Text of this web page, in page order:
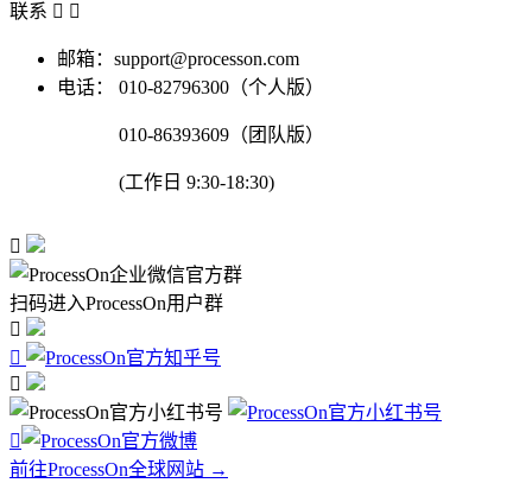
联系  
邮箱：support@processon.com
电话：
010-82796300（个人版）
010-86393609（团队版）
(工作日 9:30-18:30)

扫码进入ProcessOn用户群




前往ProcessOn全球网站 →